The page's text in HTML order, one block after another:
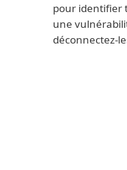
pour identifier
une
déconnectez-